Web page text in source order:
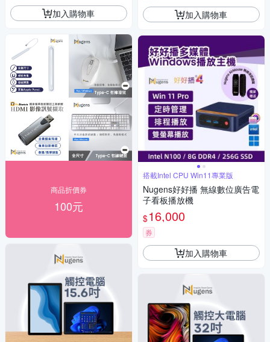
加入購物車
商品折價券
100元
加入購物車
搭載Intel CPU Win11專業版
Nugens好好播 無線數位廣告電
子看板播放機
$16,000
券
加入購物車